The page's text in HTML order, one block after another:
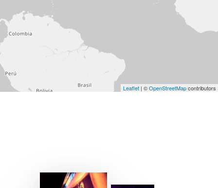
Leaflet | ©OpenStreetMapcontributors